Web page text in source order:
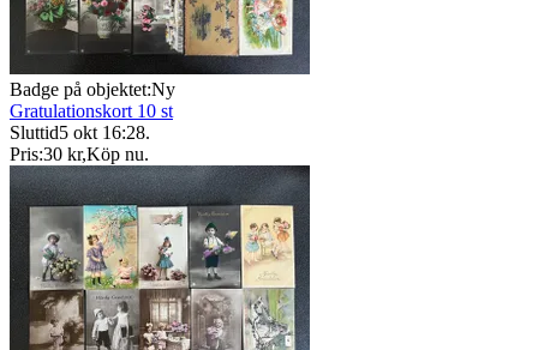
Badge på objektet:Ny
Gratulationskort 10 st
Sluttid5 okt 16:28.
Pris:30 kr,Köp nu.